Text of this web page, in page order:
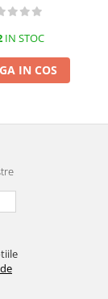
IN STOC
IN COS